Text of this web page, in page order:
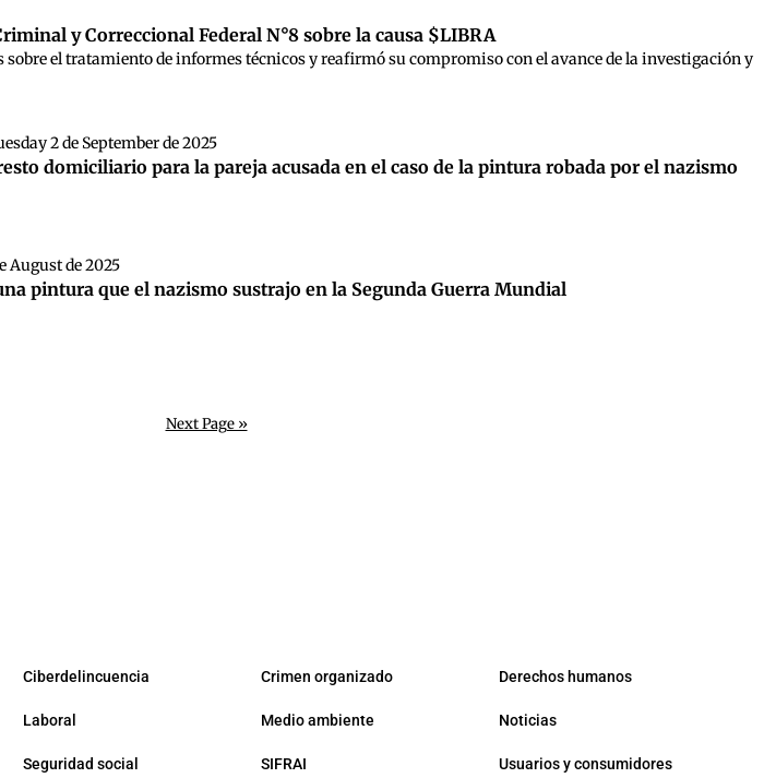
y Correccional Federal N°8 sobre la causa $LIBRA
el tratamiento de informes técnicos y reafirmó su compromiso con el avance de la investigación y
2 de September de 2025
domiciliario para la pareja acusada en el caso de la pintura robada por el nazismo
August de 2025
pintura que el nazismo sustrajo en la Segunda Guerra Mundial
Next Page »
Ciberdelincuencia Crimen organizado Derechos humanos
Laboral Medio ambiente Noticias
Seguridad social SIFRAI Usuarios y consumidores